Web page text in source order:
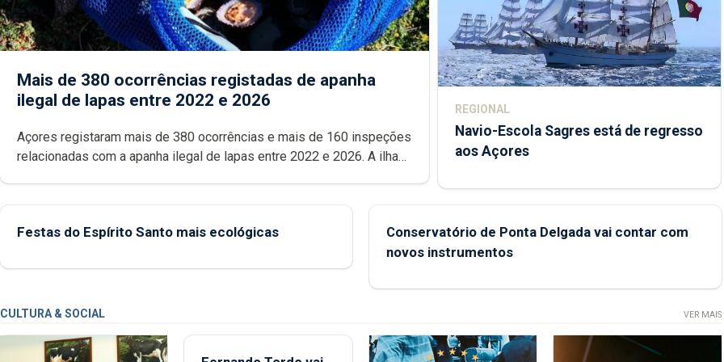
Mais de 380 ocorrências registadas de apanha
ilegal de lapas entre 2022 e 2026
Açores registaram mais de 380 ocorrências e mais de 160 inspeções
relacionadas com a apanha ilegal de lapas entre 2022 e 2026. A ilha
REGIONAL
Navio-Escola Sagres está de regresso
aos Açores
Festas do Espírito Santo mais ecológicas
Conservatório de Ponta Delgada vai contar com
novos instrumentos
CULTURA & SOCIAL VER MAIS